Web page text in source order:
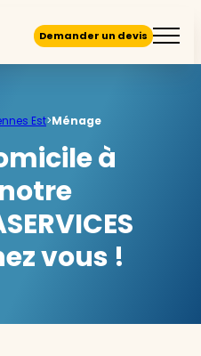
Demander un devis
Est>Ménage
à
notre
vous !